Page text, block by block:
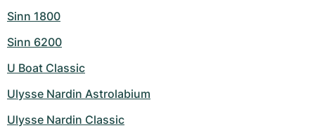
Sinn 1800
Sinn 6200
U Boat Classic
Ulysse Nardin Astrolabium
Ulysse Nardin Classic